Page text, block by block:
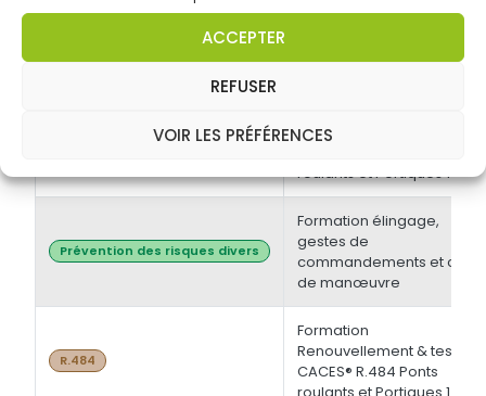
ACCEPTER
REFUSER
VOIR LES PRÉFÉRENCES
Manoeuvre -
Formation Initiale & tests
roulants et Portiques 1
Prévention des risques divers
Formation élingage,
gestes de
commandements et chef
de manœuvre
R.484
Formation
Renouvellement & tests
CACES® R.484 Ponts